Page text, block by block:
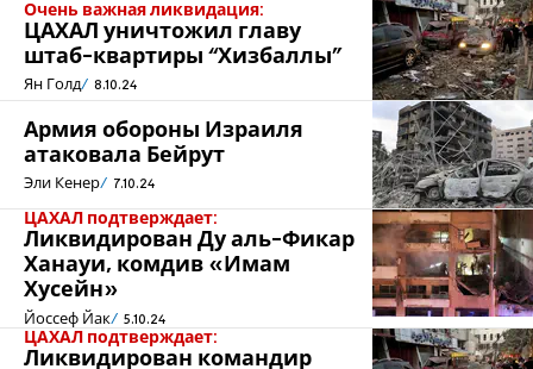
Очень важная ликвидация:
ЦАХАЛ уничтожил главу
штаб-квартиры “Хизбаллы”
Ян Голд 8.10.24
Армия обороны Израиля
атаковала Бейрут
Эли Кенер 7.10.24
ЦАХАЛ подтверждает:
Ликвидирован Ду аль-Фикар
Ханауи, комдив «Имам
Хусейн»
Йоссеф Йак 5.10.24
ЦАХАЛ подтверждает:
Ликвидирован командир